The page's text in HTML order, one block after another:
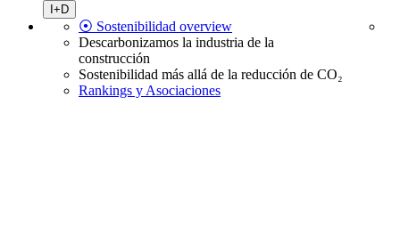
I+D
⦿ Sostenibilidad overview
Descarbonizamos la industria de la
construcción
Sostenibilidad más allá de la reducción de CO₂
Rankings y Asociaciones